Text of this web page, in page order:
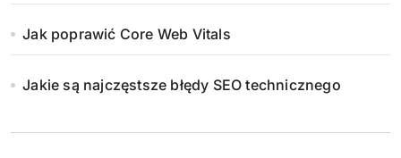
Jak poprawić Core Web Vitals
Jakie są najczęstsze błędy SEO technicznego